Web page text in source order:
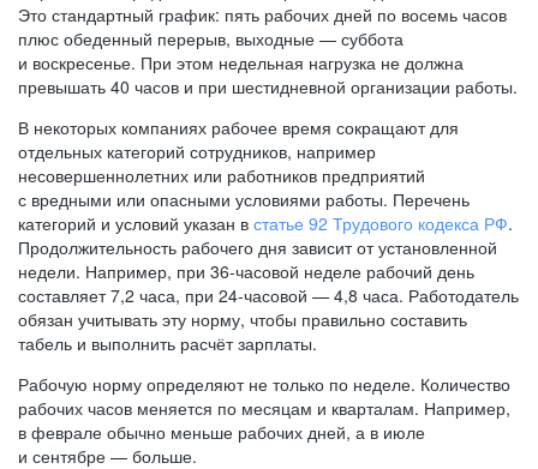
Это стандартный график: пять рабочих дней по восемь часов
плюс обеденный перерыв, выходные — суббота
и воскресенье. При этом недельная нагрузка не должна
превышать 40 часов и при шестидневной организации работы.
В некоторых компаниях рабочее время сокращают для
отдельных категорий сотрудников, например
несовершеннолетних или работников предприятий
с вредными или опасными условиями работы. Перечень
категорий и условий указан в статье 92 Трудового кодекса РФ.
Продолжительность рабочего дня зависит от установленной
недели. Например, при 36-часовой неделе рабочий день
составляет 7,2 часа, при 24-часовой — 4,8 часа. Работодатель
обязан учитывать эту норму, чтобы правильно составить
табель и выполнить расчёт зарплаты.
Рабочую норму определяют не только по неделе. Количество
рабочих часов меняется по месяцам и кварталам. Например,
в феврале обычно меньше рабочих дней, а в июле
и сентябре — больше.